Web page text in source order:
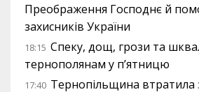
Преображення Господнє й
захисників України
18:15 Спеку, дощ, грози та
тернополянам у п’ятницю
17:40 Тернопільщина втратила